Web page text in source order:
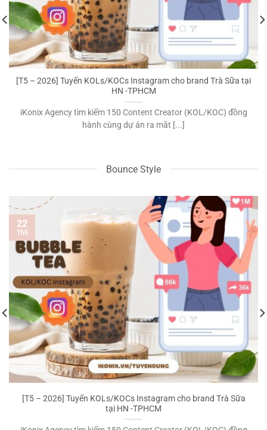
[T5 – 2026] Tuyển KOLs/KOCs Instagram cho brand Trà Sữa tại
HN -TPHCM
iKonix Agency tìm kiếm 150 Content Creator (KOL/KOC) đồng
hành cùng dự án ra mắt [...]
Bounce Style
[T5 – 2026] Tuyển KOLs/KOCs Instagram cho brand Trà Sữa
tại HN -TPHCM
22
Th5